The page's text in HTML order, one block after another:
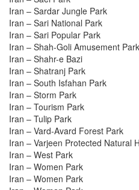
Iran – Sardar Jungle Park
Iran – Sari National Park
Iran – Sari Popular Park
Iran – Shah-Goli Amusement Park
Iran – Shahr-e Bazi
Iran – Shatranj Park
Iran – South Isfahan Park
Iran – Storm Park
Iran – Tourism Park
Iran – Tulip Park
Iran – Vard-Avard Forest Park
Iran – Varjeen Protected Natural
Iran – West Park
Iran – Women Park
Iran – Women Park